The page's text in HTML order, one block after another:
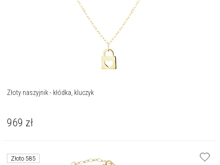
Złoty naszyjnik - kłódka, kluczyk
969 zł
Złoto 585